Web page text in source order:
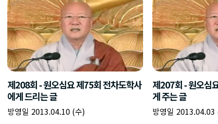
제208회 - 원오심요 제75회 전차도학사
에게 드리는 글
방영일 2013.04.10 (수)
제207회 - 원오심
게 주는 글
방영일 2013.04.03